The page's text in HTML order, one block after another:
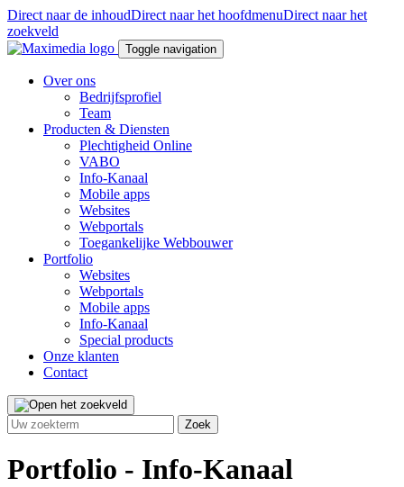
Direct naar de inhoudDirect naar het hoofdmenuDirect naar het
zoekveld
Toggle navigation
Over ons
Bedrijfsprofiel
Team
Producten & Diensten
Plechtigheid Online
VABO
Info-Kanaal
Mobile apps
Websites
Webportals
Toegankelijke Webbouwer
Portfolio
Websites
Webportals
Mobile apps
Info-Kanaal
Special products
Onze klanten
Contact
Portfolio - Info-Kanaal